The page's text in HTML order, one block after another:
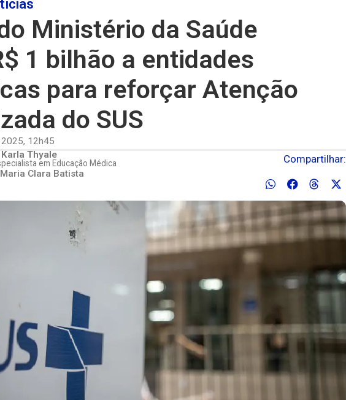
Ministério da Saúde
1 bilhão a entidades
para reforçar Atenção
do SUS
, 12h45
Thyale
em Educação Médica
Clara Batista
Compartilhar: